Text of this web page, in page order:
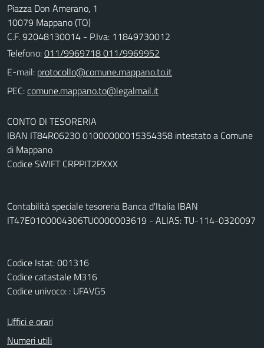
Piazza Don Amerano, 1
10079 Mappano (TO)
C.F. 92048130014 - P.Iva: 11849730012
Telefono:011/9969718 011/9969952
E-mail:
PEC:
CONTO DI TESORERIA
IBAN IT84R06230 01000000015354358 intestato a Comune
di Mappano
Codice SWIFT CRPPIT2PXXX
Contabilità speciale tesoreria Banca d'Italia IBAN
IT47E0100004306TU0000003619 - ALIAS: TU-114-0320097
Codice Istat: 001316
Codice catastale M316
Codice univoco: : UFAVG5
Uffici e orari
Numeri utili